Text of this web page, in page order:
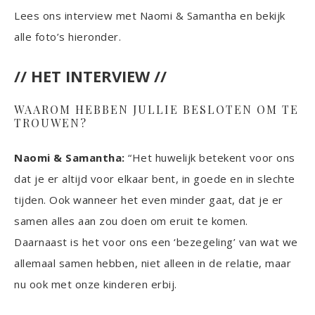
Lees ons interview met Naomi & Samantha en bekijk
alle foto’s hieronder.
// HET INTERVIEW //
WAAROM HEBBEN JULLIE BESLOTEN OM TE
TROUWEN?
Naomi & Samantha: “Het huwelijk betekent voor ons
dat je er altijd voor elkaar bent, in goede en in slechte
tijden. Ook wanneer het even minder gaat, dat je er
samen alles aan zou doen om eruit te komen.
Daarnaast is het voor ons een ‘bezegeling’ van wat we
allemaal samen hebben, niet alleen in de relatie, maar
nu ook met onze kinderen erbij.